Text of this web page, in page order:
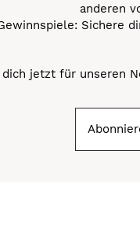
anderen
Sichere
jetzt für unseren